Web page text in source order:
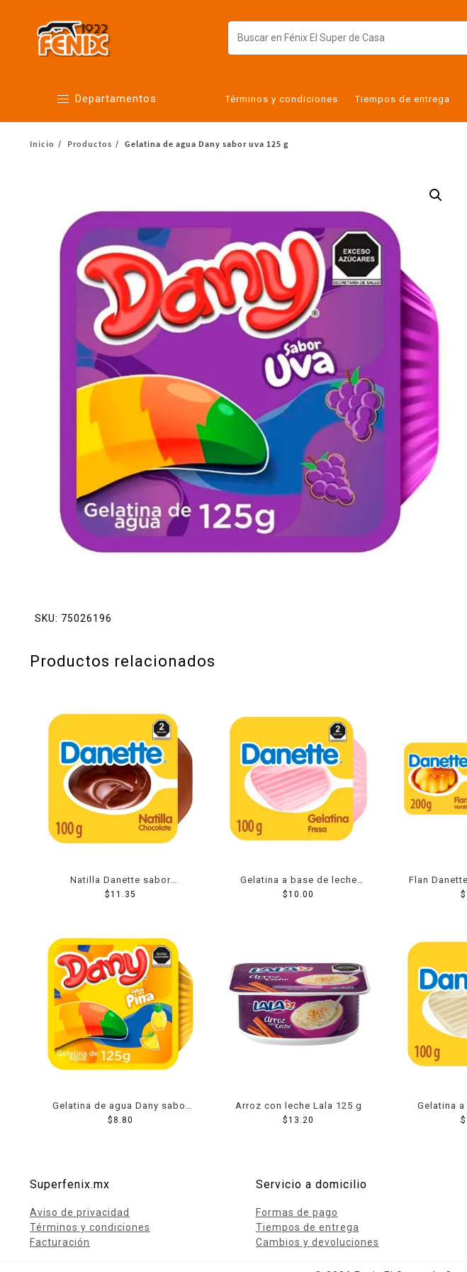
Departamentos
Alimentos
Botanas y bebidas
Cuidado de la ropa
Cuidado personal
Limpieza del hogar
Mascotas
Preciasos
Términos y condiciones Tiempos de entrega
Inicio Productos Gelatina de agua Dany sabor uva 125 g
SKU: 75026196
Productos relacionados
Natilla Danette sabor
chocolate 100 g
$11.35
Gelatina a base de leche
Danette sabor fresa 100 g
$10.00
Flan
pzas$
Gelatina de agua Dany sabor
piña 125 g
$ 8.80
Arroz con leche Lala 125 g
$13.20
Gelatina
Danette
$
Superfenix.mx
Aviso de privacidad
Términos y condiciones
Facturación
Servicio a domicilio
Formas de pago
Tiempos de entrega
Cambios y devoluciones